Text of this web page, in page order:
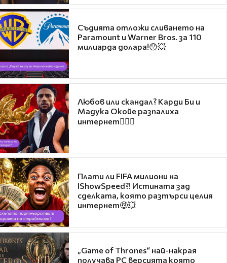
Съдията отложи сливането на
Paramount и Warner Bros. за 110
милиарда долара!😯💥
Любов или скандал? Карди Би и
Мадука Окойе разпалиха
интернет❤️‍🔥🔥
Плати ли FIFA милиони на
IShowSpeed?! Истината зад
сделката, която разтърси целия
интернет🤑💥
„Game of Thrones“ най-накрая
получава PC версията която